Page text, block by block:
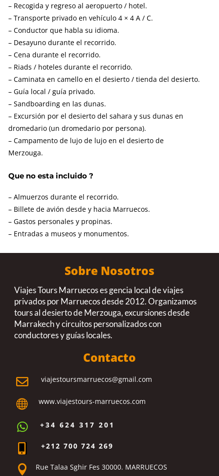
– Recogida y regreso al aeropuerto / hotel.
– Transporte privado en vehículo 4 × 4 A / C.
– Conductor que habla su idioma.
– Desayuno durante el recorrido.
– Cena durante el recorrido.
– Riads / hoteles durante el recorrido.
– Caminata en camello en el desierto / tienda del desierto.
– Guía local / guía privado.
– Sandboarding en las dunas.
– Excursión por el desierto del sahara y sus dunas en
dromedario (un dromedario por persona).
– Campamento de lujo de lujo en el desierto de
Merzouga.
Que no esta incluido ?
– Almuerzos durante el recorrido.
– Billete de avión desde y hacia Marruecos.
– Gastos personales y propinas.
– Entradas a museos y monumentos.
Sobre Nosotros
Viajes Tours Marruecos es gencia local de viajes
privados por Marruecos desde 2012. Organizamos
tours al desierto de Merzouga, excursiones desde
Marrakech y circuitos personalizados con
conductores y guías locales.
Contacto
 viajestoursmarruecos@gmail.com
 www.viajestours-marruecos.com
 +34 624 317 201
+212 700 724 269
 Rue Talaa Sghir Fes 30000. MARRUECOS